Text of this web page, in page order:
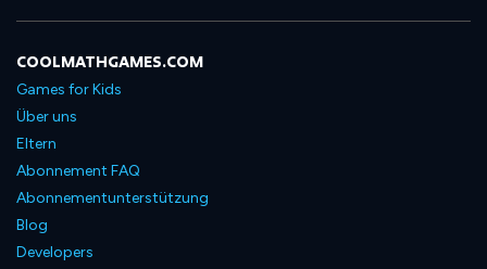
COOLMATHGAMES.COM
Games for Kids
Über uns
Eltern
Abonnement FAQ
Abonnementunterstützung
Blog
Developers